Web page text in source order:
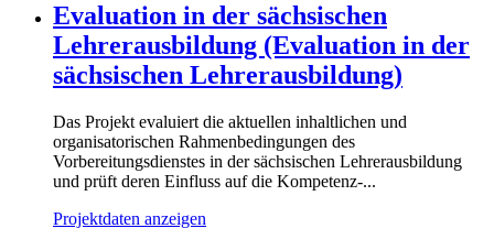
Evaluation in der sächsischen
Lehrerausbildung (Evaluation in der
sächsischen Lehrerausbildung)
Das Projekt evaluiert die aktuellen inhaltlichen und
organisatorischen Rahmenbedingungen des
Vorbereitungsdienstes in der sächsischen Lehrerausbildung
und prüft deren Einfluss auf die Kompetenz-...
Projektdaten anzeigen